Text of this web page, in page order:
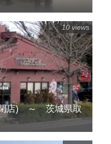
閉店) ～ 茨城県取
10 views